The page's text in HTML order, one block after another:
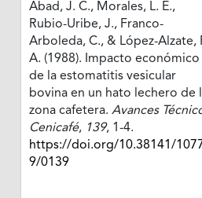
Abad, J. C., Morales, L. E.,
Rubio-Uribe, J., Franco-
Arboleda, C., & López-Alzate,
A. (1988). Impacto económico
de la estomatitis vesicular
bovina en un hato lechero de
zona cafetera. Avances
Cenicafé, 139, 1-4.
https://doi.org/10.38141/
9/0139